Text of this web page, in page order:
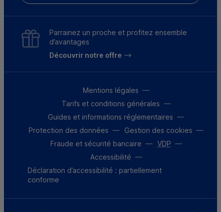
Parrainez un proche et profitez ensemble
d’avantages
Découvrir notre offre
Mentions légales
Tarifs et conditions générales
Guides et informations réglementaires
Protection des données
Gestion des cookies
Fraude et sécurité bancaire
VDP
Accessibilité
Déclaration d’accessibilité : partiellement
conforme